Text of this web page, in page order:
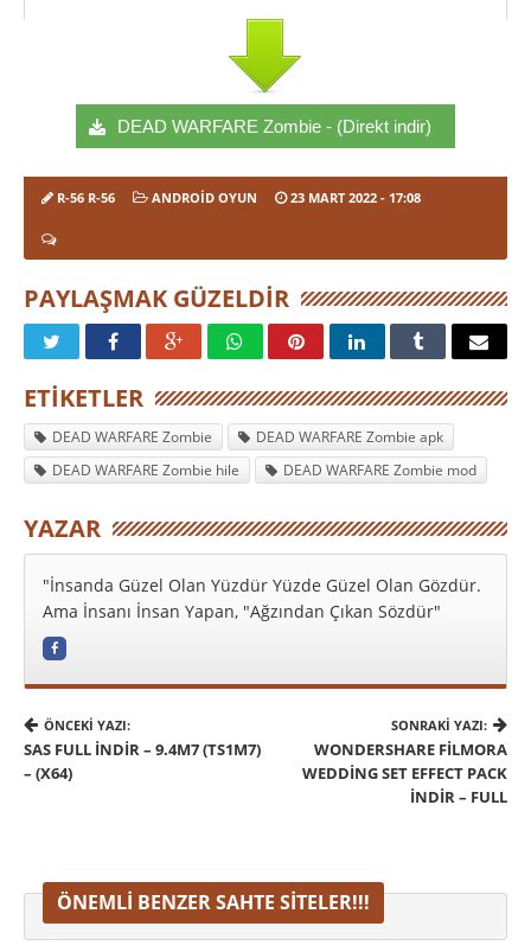
DEAD WARFARE Zombie - (Direkt indir)
R-56 R-56 ANDROID OYUN 23 MART 2022 - 17:08
PAYLAŞMAK GÜZELDIR
ETIKETLER
DEAD WARFARE Zombie
DEAD WARFARE Zombie apk
DEAD WARFARE Zombie hile
DEAD WARFARE Zombie mod
YAZAR
"İnsanda Güzel Olan Yüzdür Yüzde Güzel Olan Gözdür.
Ama İnsanı İnsan Yapan, "Ağzından Çıkan Sözdür"
ÖNCEKI YAZI:
SAS FULL İNDIR – 9.4M7 (TS1M7)
– (X64)
SONRAKI YAZI:
WONDERSHARE FILMORA
WEDDING SET EFFECT PACK
İNDIR – FULL
ÖNEMLI BENZER SAHTE SITELER!!!